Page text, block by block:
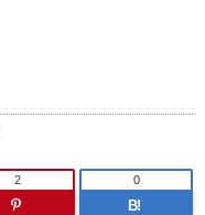
2
B!
0